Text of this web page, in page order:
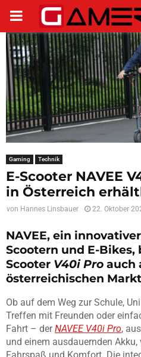
PRIMARY
MENU
Gaming Technik
E-Scooter NAVEE
in Österreich
von Hannes Linsbauer 22. Oktober
NAVEE, ein
Scootern und E-
Scooter V40i Pro auch
österreichischen
Ob auf dem Weg zur Schule,
Treffen mit Freunden oder
Fahrt – derNAVEE V40i Pro,
und einem ausdauernden